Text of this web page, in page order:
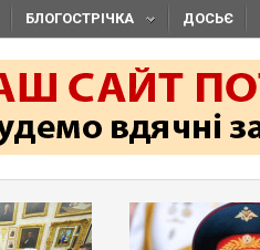
БЛОГОСТРІЧКА ДОСЬЄ